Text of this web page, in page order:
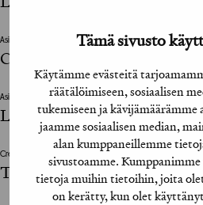
Tämä sivusto
Käytämme evästeitä
räätälöimiseen, sosiaalisen
tukemiseen ja kävijämäärämme
jaamme sosiaalisen median,
alan kumppaneillemme
sivustoamme.
tietoja muihin tietoihin, joita
on kerätty, kun olet
Asiakkaan vastuuhenkilö / Client’s Representative
Christian Saukkola
Asiakkaan vastuuhenkilö / Client’s Representative
Lauri Sipponen
Creative Director
Tommi Laiho